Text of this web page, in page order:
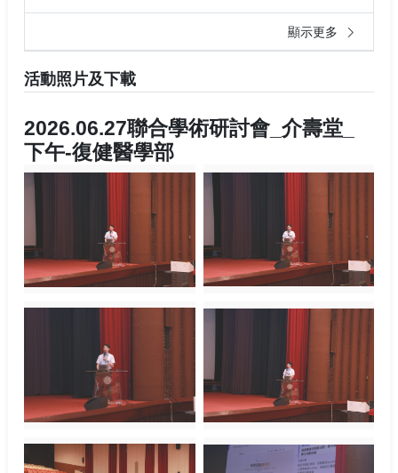
顯示更多
活動照片及下載
2026.06.27聯合學術研討會_介壽堂_
下午-復健醫學部